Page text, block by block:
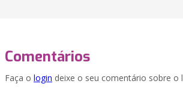
Comentários
Faça o login deixe o seu comentário sobre o